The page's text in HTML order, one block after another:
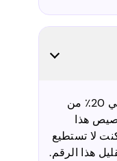
التوصية الشائعة هي توفير حوالي 20٪ من
هذا
لا تستطيع
هذا الرقم.